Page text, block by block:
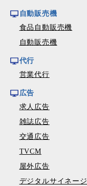
自動販売機
食品自動販売機
自動販売機
代行
営業代行
広告
求人広告
雑誌広告
交通広告
TVCM
屋外広告
デジタルサイネージ